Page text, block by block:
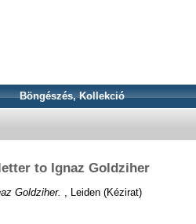
Böngészés, Kollekció
to Ignaz Goldziher
Goldziher. , Leiden (Kézirat)